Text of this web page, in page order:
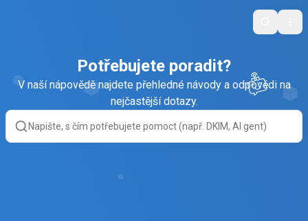
Search
Potřebujete poradit?
V naší nápovědě najdete přehledné návody a odpovědi na
nejčastější dotazy.